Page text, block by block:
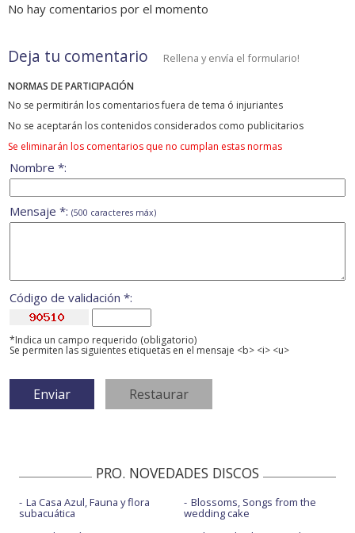
No hay comentarios por el momento
Deja tu comentario Rellena y envía el formulario!
NORMAS DE PARTICIPACIÓN
No se permitirán los comentarios fuera de tema ó injuriantes
No se aceptarán los contenidos considerados como publicitarios
Se eliminarán los comentarios que no cumplan estas normas
Nombre *:
Mensaje *: (500 caracteres máx)
Código de validación *:
*Indica un campo requerido (obligatorio)
Se permiten las siguientes etiquetas en el mensaje <b> <i> <u>
PRO. NOVEDADES DISCOS
La Casa Azul, Fauna y flora
subacuática
Blossoms, Songs from the
wedding cake